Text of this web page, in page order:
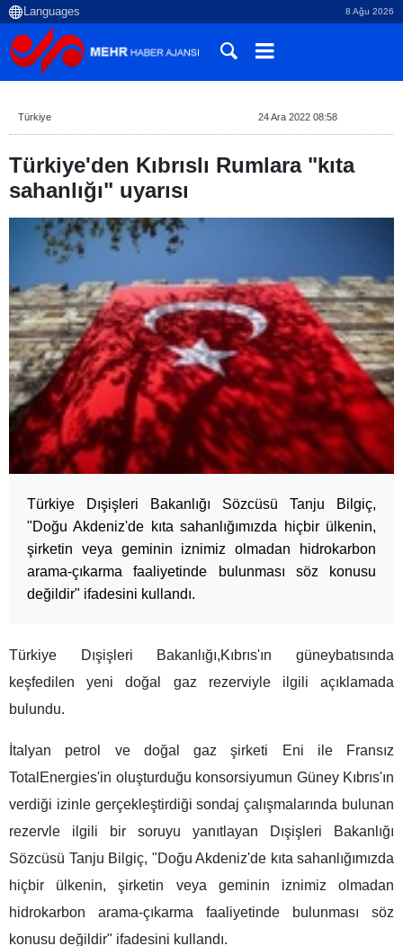
8 Ağu 2026
Türkiye 24 Ara 2022 08:58
Türkiye'den Kıbrıslı Rumlara "kıta
sahanlığı" uyarısı
Türkiye Dışişleri Bakanlığı Sözcüsü Tanju Bilgiç,
"Doğu Akdeniz'de kıta sahanlığımızda hiçbir ülkenin,
şirketin veya geminin iznimiz olmadan hidrokarbon
arama-çıkarma faaliyetinde bulunması söz konusu
değildir" ifadesini kullandı.
Türkiye Dışişleri Bakanlığı,Kıbrıs'ın güneybatısında
keşfedilen yeni doğal gaz rezerviyle ilgili açıklamada
bulundu.
İtalyan petrol ve doğal gaz şirketi Eni ile Fransız
TotalEnergies'in oluşturduğu konsorsiyumun Güney Kıbrıs'ın
verdiği izinle gerçekleştirdiği sondaj çalışmalarında bulunan
rezervle ilgili bir soruyu yanıtlayan Dışişleri Bakanlığı
Sözcüsü Tanju Bilgiç, "Doğu Akdeniz'de kıta sahanlığımızda
hiçbir ülkenin, şirketin veya geminin iznimiz olmadan
hidrokarbon arama-çıkarma faaliyetinde bulunması söz
konusu değildir" ifadesini kullandı.